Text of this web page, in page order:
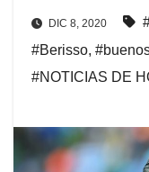
DIC 8, 2020
#Berisso,
#NOTICIAS DE